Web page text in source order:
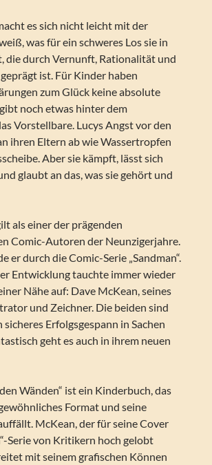
es sich nicht leicht mit der
was für ein schweres Los sie in
die durch Vernunft, Rationalität und
ist. Für Kinder haben
zum Glück keine absolute
noch etwas hinter dem
Vorstellbare. Lucys Angst vor den
ihren Eltern ab wie Wassertropfen
Aber sie kämpft, lässt sich
glaubt an das, was sie gehört und
als einer der prägenden
Comic-Autoren der Neunzigerjahre.
er durch die Comic-Serie „Sandman“.
Entwicklung tauchte immer wieder
Nähe auf: Dave McKean, seines
und Zeichner. Die beiden sind
sicheres Erfolgsgespann in Sachen
geht es auch in ihrem neuen
Wänden“ ist ein Kinderbuch, das
Format und seine
McKean, der für seine Cover
Serie von Kritikern hoch gelobt
mit seinem grafischen Können